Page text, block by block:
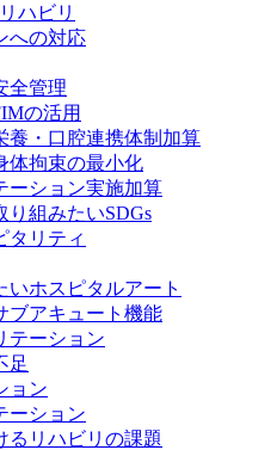
ハビリ
への対応
全管理
の活用
養・口腔連携体制加算
体拘束の最小化
ーション実施加算
り組みたいSDGs
タリティ
いホスピタルアート
ブアキュート機能
テーション
足
ョン
ーション
るリハビリの課題